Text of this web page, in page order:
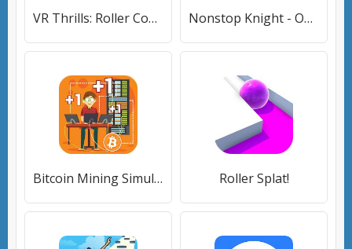
VR Thrills: Roller Coaster 360 (Cardboard Game) Nonstop Knight - Offline Idle RPG Clicker
Bitcoin Mining Simulator - Idle Clicker Tycoon Roller Splat!